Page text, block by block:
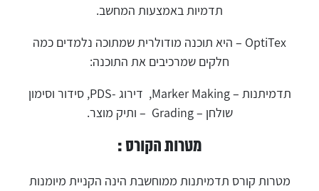
תדמיות באמצעות המחשב.
OptiTex – היא תוכנה מודולרית שמתוכה נלמדים כמה
חלקים שמרכיבים את התוכנה:
תדמיתנות – Marker Making, דירוג -PDS, סידור וסימון
שולחן – Grading – ותיק מוצר.
מטרות הקורס :
מטרות קורס תדמיתנות ממוחשבת הינה הקניית מיומנות